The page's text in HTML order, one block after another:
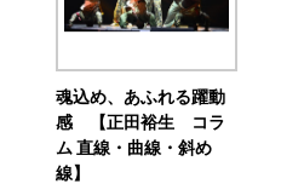
魂込め、あふれる躍動
感 【正田裕生 コラ
ム 直線・曲線・斜め
線】